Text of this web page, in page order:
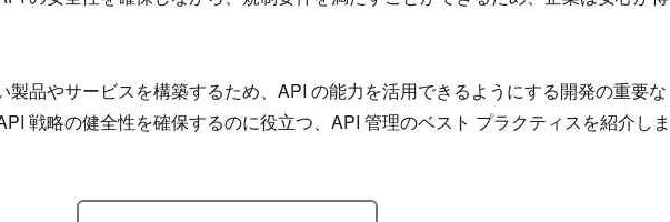
製品やサービスを構築するため、API の能力を活用できるようにする開発の重要な
戦略の健全性を確保するのに役立つ、API 管理のベスト プラクティスを紹介しま